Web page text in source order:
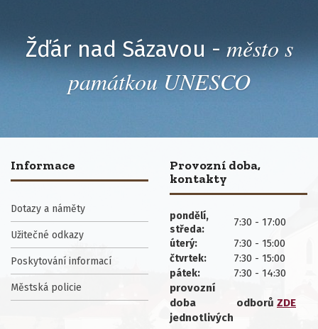
Žďár nad Sázavou - město s
památkou UNESCO
Informace
Dotazy a náměty
Užitečné odkazy
Poskytování informací
Městská policie
Provozní doba,
kontakty
pondělí,
středa:
7:30 - 17:00
úterý: 7:30 - 15:00
čtvrtek: 7:30 - 15:00
pátek:
7:30 - 14:30
provozní
doba
jednotlivých
odborů ZDE